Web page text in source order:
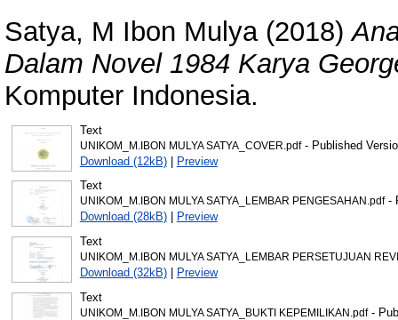
Satya, M Ibon Mulya(2018)
Dalam Novel 1984 Karya
Komputer Indonesia.
Text
UNIKOM_M.IBON MULYA SATYA_COVER.pdf- Published
Download (12kB)| Preview
Text
UNIKOM_M.IBON MULYA SATYA_LEMBAR PENGESAHAN.pdf-
Download (28kB)|
Preview
Text
UNIKOM_M.IBON MULYA SATYA_LEMBAR PERSETUJUAN
Download (32kB)|
Preview
Text
UNIKOM_M.IBON MULYA SATYA_BUKTI KEPEMILIKAN.pdf-